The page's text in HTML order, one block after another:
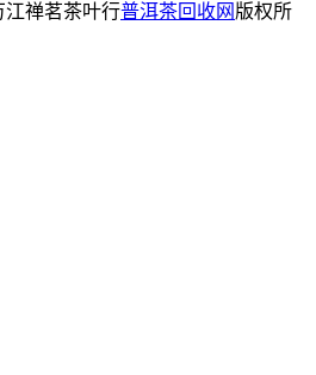
江禅茗茶叶行普洱茶回收网 版权所